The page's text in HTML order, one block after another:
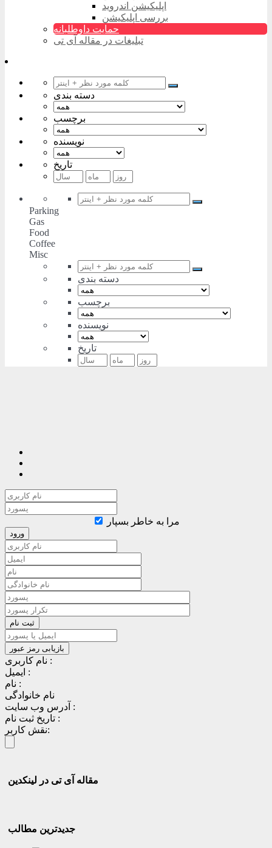
اپلیکیشن اندروید
بررسی اپلیکیشن
حمایت داوطلبانه
تبلیغات در مقاله آی تی
دسته بندی
برچسب
نویسنده
تاریخ
Parking
Gas
Food
Coffee
Misc
دسته بندی
برچسب
نویسنده
تاریخ
مرا به خاطر بسپار
نام کاربری :
ایمیل :
نام :
نام خانوادگی
آدرس وب سایت :
تاریخ ثبت نام :
نقش کاربر:
مقاله آی تی در لینکدین
جدیدترین مطالب